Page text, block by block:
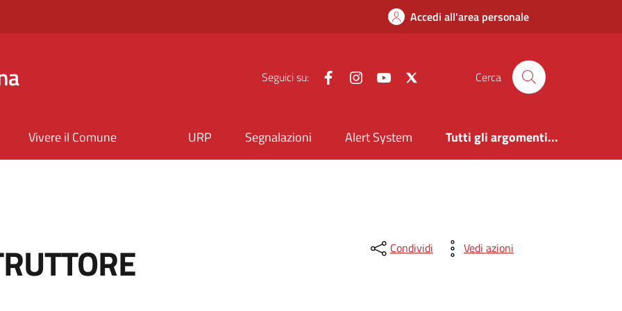
Accedi all'area personale
Seguici su: FacebookInstagramYouTube Cerca
Vivere il Comune URP Segnalazioni Alert System Tutti gli argomenti...
Condividi Vedi azioni